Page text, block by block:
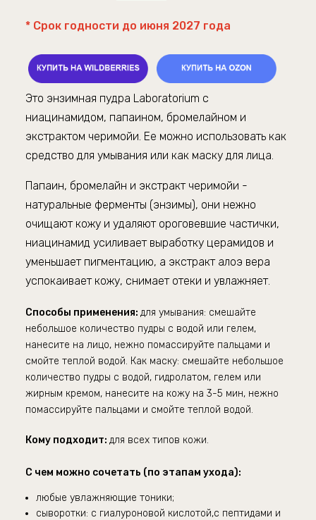
* Срок годности до июня 2027 года
Это энзимная пудра Laboratorium с
ниацинамидом, папаином, бромелайном и
экстрактом черимойи. Ее можно использовать как
средство для умывания или как маску для лица.
Папаин, бромелайн и экстракт черимойи -
натуральные ферменты (энзимы), они нежно
очищают кожу и удаляют ороговевшие частички,
ниацинамид усиливает выработку церамидов и
уменьшает пигментацию, а экстракт алоэ вера
успокаивает кожу, снимает отеки и увлажняет.
Способы применения: для умывания: смешайте
небольшое количество пудры с водой или гелем,
нанесите на лицо, нежно помассируйте пальцами и
смойте теплой водой. Как маску: смешайте небольшое
количество пудры с водой, гидролатом, гелем или
жирным кремом, нанесите на кожу на 3-5 мин, нежно
помассируйте пальцами и смойте теплой водой.
Кому подходит: для всех типов кожи.
С чем можно сочетать (по этапам ухода):
любые увлажняющие тоники;
сыворотки: с гиалуроновой кислотой,с пептидами и